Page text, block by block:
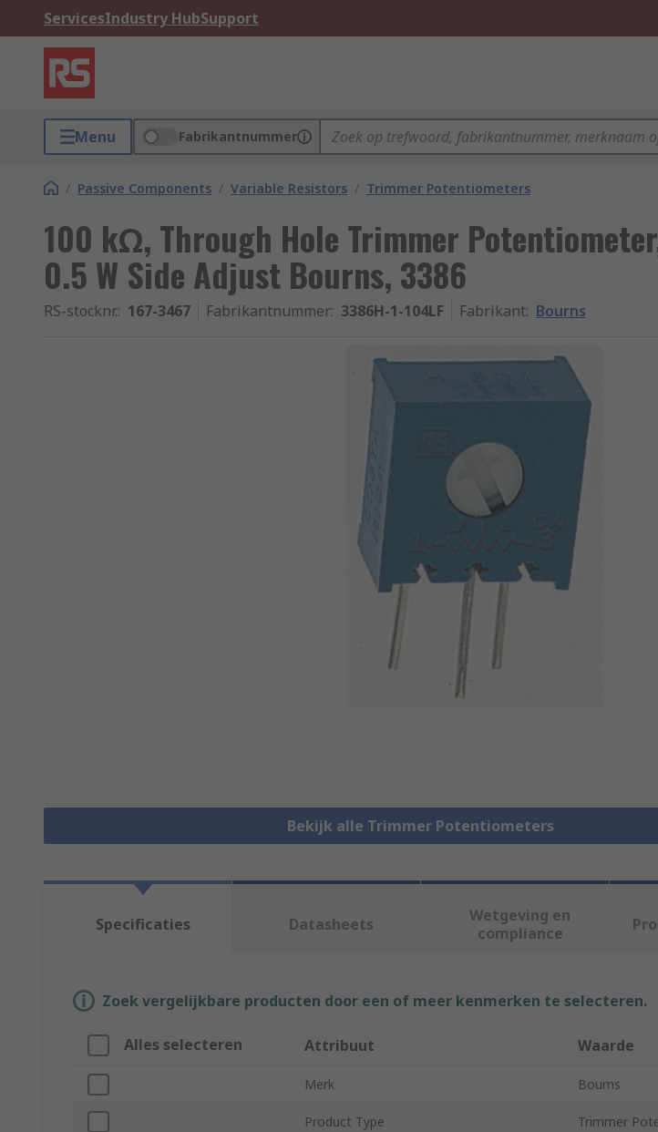
ServicesIndustry HubSupport
Menu Fabrikantnummer
/ Passive Components / Variable Resistors / Trimmer Potentiometers
100 kΩ, Through Hole Trimmer
0.5 W Side Adjust Bourns, 3386
RS-stocknr.: 167-3467 Fabrikantnummer: 3386H-1-104LF Fabrikant: Bourns
Bekijk alle Trimmer Potentiometers
Specificaties Datasheets
Wetgeving en
compliance
Zoek vergelijkbare producten door een of meer kenmerken te selecteren.
Alles selecteren Attribuut Waarde
Merk Bourns
Product Type Trimmer